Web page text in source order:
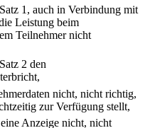
1, auch in Verbindung mit
Leistung beim
Teilnehmer nicht
2 den
nicht, nicht richtig,
zur Verfügung stellt,
Anzeige nicht, nicht